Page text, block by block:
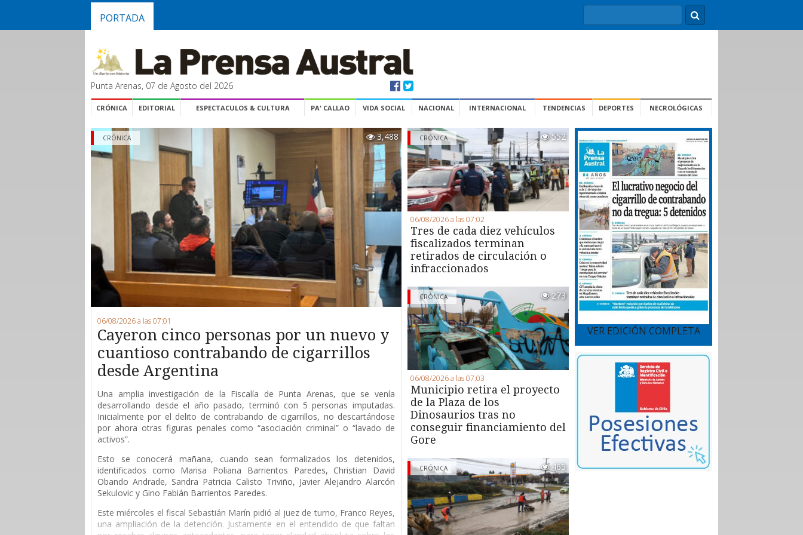
PORTADA
Punta Arenas, 07 de Agosto del 2026
CRÓNICA EDITORIAL ESPECTACULOS & CULTURA PA' CALLAO VIDA SOCIAL NACIONAL INTERNACIONAL TENDENCIAS DEPORTES NECROLÓGICAS
3,488
CRÓNICA
06/08/2026 a las 07:01
Cayeron cinco personas por un nuevo y
cuantioso contrabando de cigarrillos
desde Argentina
Una amplia investigación de la Fiscalía de Punta Arenas, que se venía
desarrollando desde el año pasado, terminó con 5 personas imputadas.
Inicialmente por el delito de contrabando de cigarrillos, no descartándose
por ahora otras figuras penales como “asociación criminal” o “lavado de
activos”.
Esto se conocerá mañana, cuando sean formalizados los detenidos,
identificados como Marisa Poliana Barrientos Paredes, Christian David
Obando Andrade, Sandra Patricia Calisto Triviño, Javier Alejandro Alarcón
Sekulovic y Gino Fabián Barrientos Paredes.
Este miércoles el fiscal Sebastián Marín pidió al juez de turno, Franco Reyes,
una ampliación de la detención. Justamente en el entendido de que faltan
CRÓNICA 552
06/08/2026 a las 07:02
Tres de cada diez vehículos
fiscalizados terminan
retirados de circulación o
infraccionados
CRÓNICA 273
06/08/2026 a las 07:03
Municipio retira el proyecto
de la Plaza de los
Dinosaurios tras no
conseguir financiamiento del
Gore
CRÓNICA 465
VER EDICIÓN COMPLETA